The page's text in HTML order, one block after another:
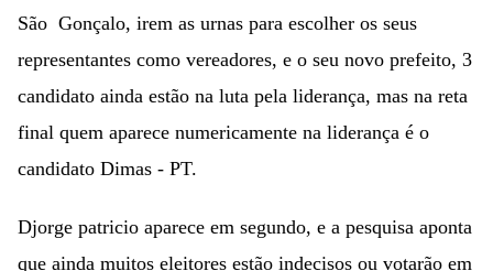
São Gonçalo, irem as urnas para escolher os seus
representantes como vereadores, e o seu novo prefeito, 3
candidato ainda estão na luta pela liderança, mas na reta
final quem aparece numericamente na liderança é o
candidato Dimas - PT.
Djorge patricio aparece em segundo, e a pesquisa aponta
que ainda muitos eleitores estão indecisos ou votarão em